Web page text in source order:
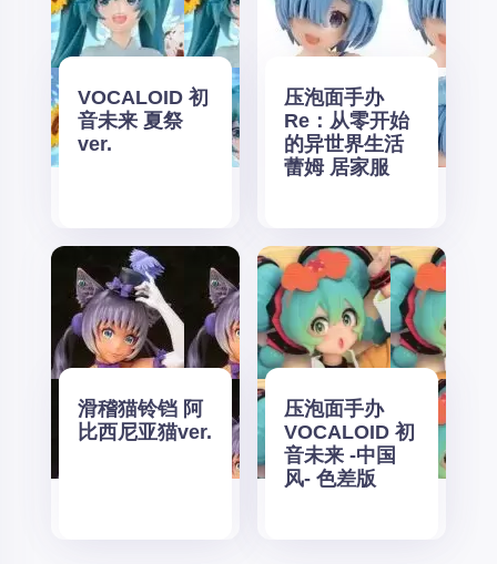
VOCALOID 初
音未来 夏祭
ver.
压泡面手办
Re：从零开始
的异世界生活
蕾姆 居家服
滑稽猫铃铛 阿
比西尼亚猫ver.
压泡面手办
VOCALOID 初
音未来 -中国
风- 色差版